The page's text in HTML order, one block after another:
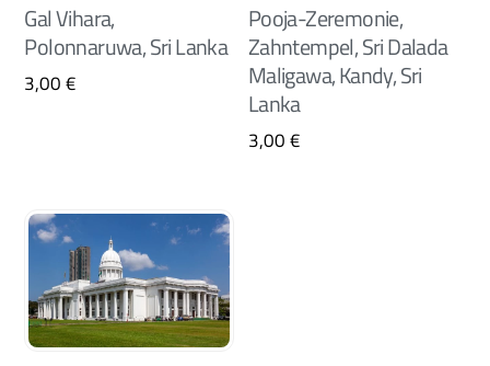
Gal Vihara,
Polonnaruwa, Sri Lanka
3,00€
Pooja-Zeremonie,
Zahntempel, Sri Dalada
Maligawa, Kandy, Sri
Lanka
3,00€